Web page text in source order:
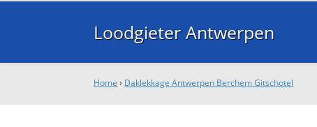
Loodgieter Antwerpen
Home › Daklekkage Antwerpen Berchem Gitschotel